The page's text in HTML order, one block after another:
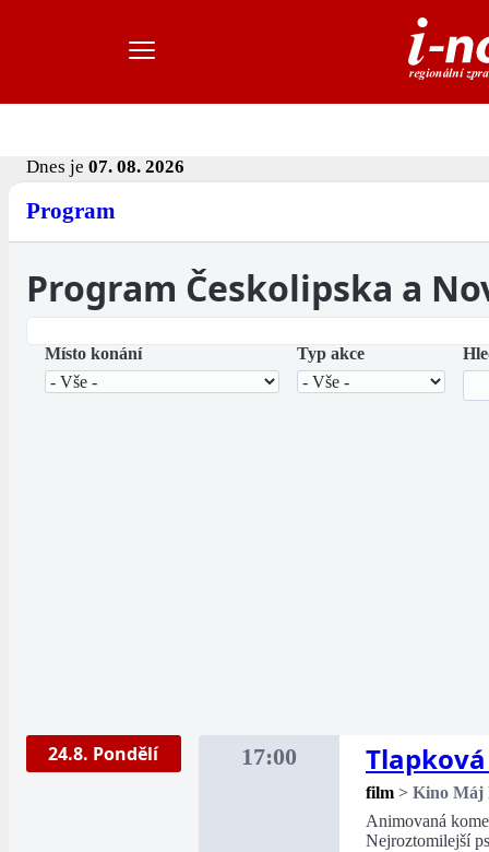
Dnes je 07. 08. 2026
Program
Program Českolipska a
Místo konání Typ akce
24.8. Pondělí 17:00
film > Kino Máj
Animovaná
Nejroztomilejší